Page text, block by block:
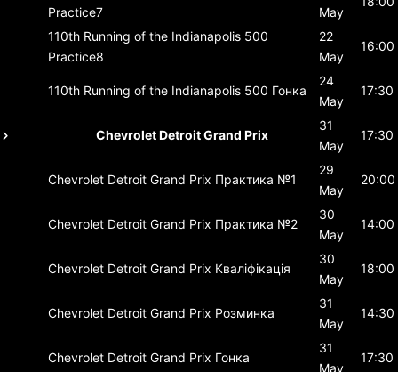
Practice7
May
110th Running of the Indianapolis 500
Practice8
22
May
16:00
110th Running of the Indianapolis 500 Гонка
24
May
17:30
Chevrolet Detroit Grand Prix
31
May
17:30
Chevrolet Detroit Grand Prix Практика №1
29
May
20:00
Chevrolet Detroit Grand Prix Практика №2
30
May
14:00
Chevrolet Detroit Grand Prix Кваліфікація
30
May
18:00
Chevrolet Detroit Grand Prix Розминка
31
May
14:30
Chevrolet Detroit Grand Prix Гонка
31
May
17:30